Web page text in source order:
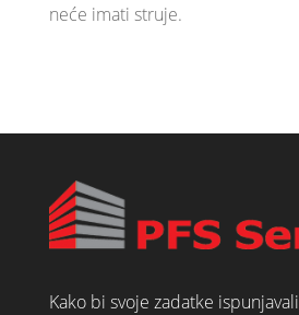
neće imati struje.
Kako bi svoje zadatke